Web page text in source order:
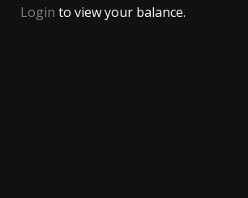
Login to view your balance.